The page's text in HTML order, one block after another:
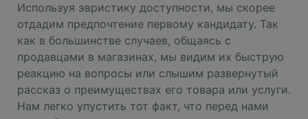
Используя эвристику доступности, мы скорее
отдадим предпочтение первому кандидату. Так
как в большинстве случаев, общаясь с
продавцами в магазинах, мы видим их быструю
реакцию на вопросы или слышим развернутый
рассказ о преимуществах его товара или услуги.
Нам легко упустить тот факт, что перед нами